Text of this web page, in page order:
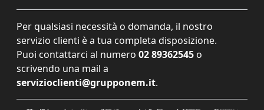
Per qualsiasi necessità o domanda, il nostro
servizio clienti è a tua completa disposizione.
Puoi contattarci al numero 02 89362545 o
scrivendo una mail a
servizioclienti@grupponem.it.